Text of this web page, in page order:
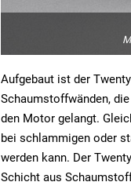
Aufgebaut ist der
Schaumstoffwänden,
den Motor gelangt.
bei schlammigen oder
werden kann. Der
Schicht aus